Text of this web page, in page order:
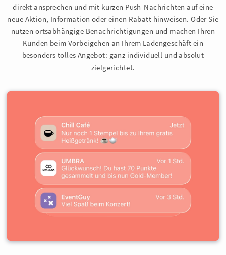
direkt ansprechen und mit kurzen Push-Nachrichten auf eine
neue Aktion, Information oder einen Rabatt hinweisen. Oder Sie
nutzen ortsabhängige Benachrichtigungen und machen Ihren
Kunden beim Vorbeigehen an Ihrem Ladengeschäft ein
besonders tolles Angebot: ganz individuell und absolut
zielgerichtet.